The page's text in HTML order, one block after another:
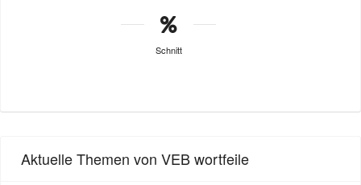
Schnitt
Aktuelle Themen von VEB wortfeile